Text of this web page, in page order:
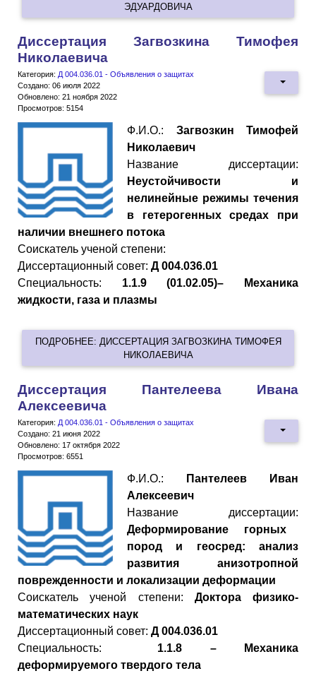
ЭДУАРДОВИЧА
Диссертация Загвозкина Тимофея
Николаевича
Категория: Д 004.036.01 - Объявления о защитах
Создано: 06 июля 2022
Обновлено: 21 ноября 2022
Просмотров: 5154
Ф.И.О.: Загвозкин Тимофей
Николаевич
Название диссертации:
Неустойчивости и
нелинейные режимы течения
в гетерогенных средах при
наличии внешнего потока
Cоискатель ученой степени:
Диссертационный совет: Д 004.036.01
Специальность: 1.1.9 (01.02.05)– Механика
жидкости, газа и плазмы
ПОДРОБНЕЕ: ДИССЕРТАЦИЯ ЗАГВОЗКИНА ТИМОФЕЯ
НИКОЛАЕВИЧА
Диссертация Пантелеева Ивана
Алексеевича
Категория: Д 004.036.01 - Объявления о защитах
Создано: 21 июня 2022
Обновлено: 17 октября 2022
Просмотров: 6551
Ф.И.О.:
Пантелеев Иван
Алексеевич
Название диссертации:
Деформирование горных
пород и геосред: анализ
развития анизотропной
поврежденности и локализации деформации
Cоискатель ученой степени: Доктора физико-
математических наук
Диссертационный совет: Д 004.036.01
Специальность:
1.1.8 – Механика
деформируемого твердого тела